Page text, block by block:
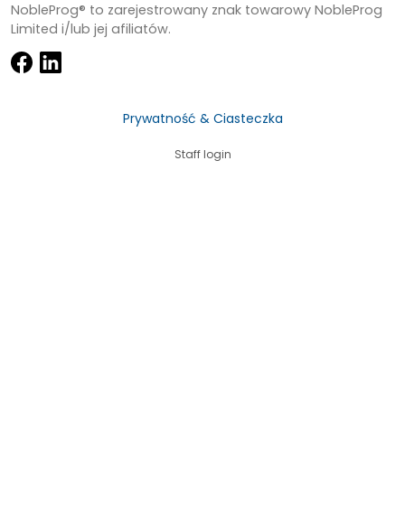
NobleProg® to zarejestrowany znak towarowy NobleProg
Limited i/lub jej afiliatów.
Prywatność & Ciasteczka
Staff login